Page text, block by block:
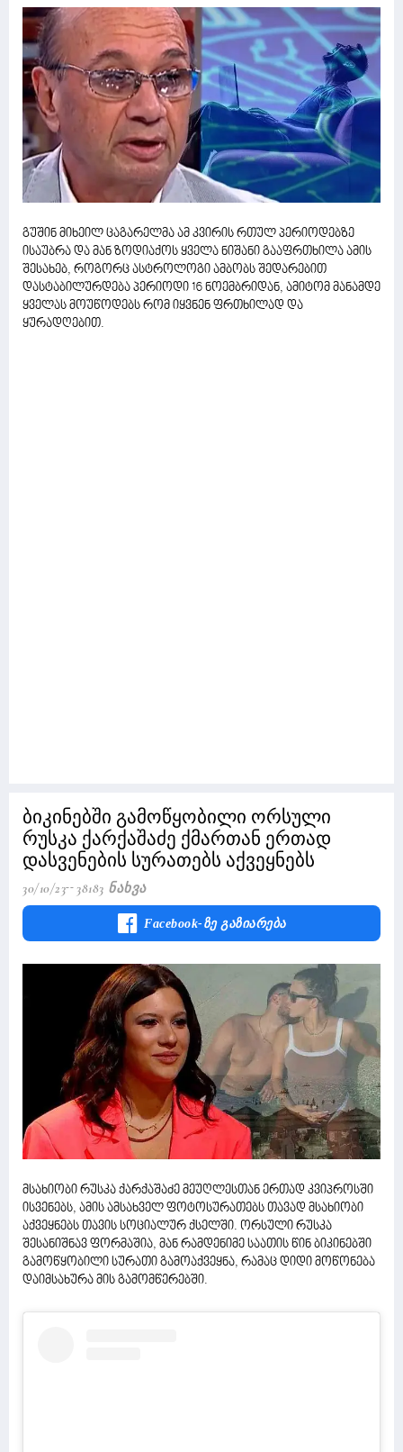
გუშინ მიხეილ ცაგარელმა ამ კვირის რთულ პერიოდებზე
ისაუბრა და მან ზოდიაქოს ყველა ნიშანი გააფრთხილა ამის
შესახებ, როგორც ასტროლოგი ამბობს შედარებით
დასტაბილურდება პერიოდი 16 ნოემბრიდან, ამიტომ მანამდე
ყველას მოუწოდებს რომ იყვნენ ფრთხილად და
ყურადღებით.
ბიკინებში გამოწყობილი ორსული
რუსკა ქარქაშაძე ქმართან ერთად
დასვენების სურათებს აქვეყნებს
30/10/23 38183 Ნახვა
Facebook-Ზე Გაზიარება
მსახიობი რუსკა ქარქაშაძე მეუღლესთან ერთად კვიპროსში
ისვენებს, ამის ამსახველ ფოტოსურათებს თავად მსახიობი
აქვეყნებს თავის სოციალურ ქსელში. ორსული რუსკა
შესანიშნავ ფორმაშია, მან რამდენიმე საათის წინ ბიკინებში
გამოწყობილი სურათი გამოაქვეყნა, რამაც დიდი მოწონება
დაიმსახურა მის გამომწერებში.